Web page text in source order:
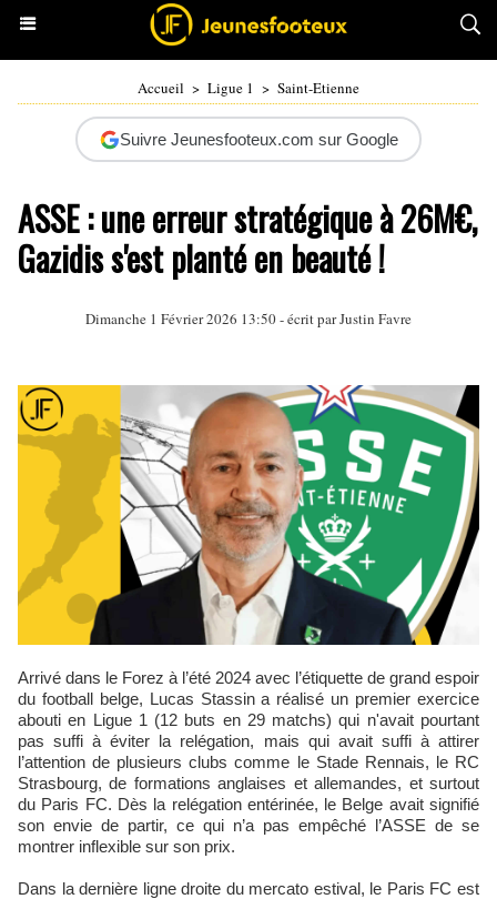
Accueil > Ligue 1 > Saint-Etienne
Suivre Jeunesfooteux.com sur Google
ASSE : une erreur stratégique à 26M€,
Gazidis s'est planté en beauté !
Dimanche 1 Février 2026 13:50 - écrit parJustin Favre
Arrivé dans le Forez à l’été 2024 avec l’étiquette de grand espoir
du football belge, Lucas Stassin a réalisé un premier exercice
abouti en Ligue 1 (12 buts en 29 matchs) qui n'avait pourtant
pas suffi à éviter la relégation, mais qui avait suffi à attirer
l’attention de plusieurs clubs comme le Stade Rennais, le RC
Strasbourg, de formations anglaises et allemandes, et surtout
du Paris FC. Dès la relégation entérinée, le Belge avait signifié
son envie de partir, ce qui n’a pas empêché l’ASSE de se
montrer inflexible sur son prix.
Dans la dernière ligne droite du mercato estival, le Paris FC est